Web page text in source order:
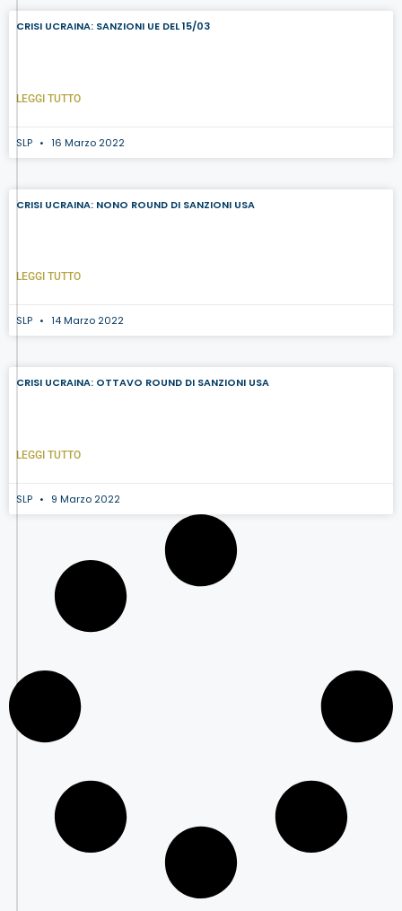
CRISI UCRAINA: SANZIONI UE DEL 15/03
LEGGI TUTTO
SLP 16 Marzo 2022
CRISI UCRAINA: NONO ROUND DI SANZIONI USA
LEGGI TUTTO
SLP 14 Marzo 2022
CRISI UCRAINA: OTTAVO ROUND DI SANZIONI USA
LEGGI TUTTO
SLP 9 Marzo 2022